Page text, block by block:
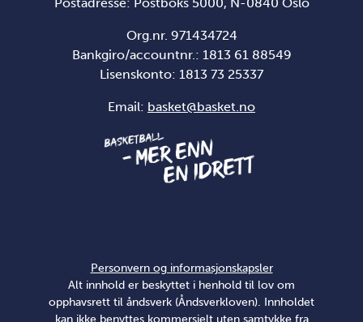
Org.nr. 971434724
Bankgiro/accountnr.: 1813 61 88549
Lisenskonto: 1813 73 25337
Email: basket@basket.no
Personvern og informasjonskapsler
Alt innhold er beskyttet i henhold til lov om
opphavsrett til åndsverk (Åndsverkloven). Innholdet
kan ikke benyttes kommersielt uten samtykke fra